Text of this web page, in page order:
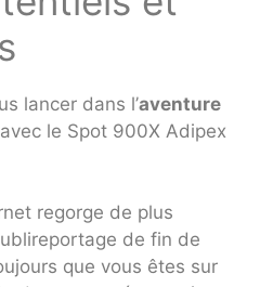
lancer dans l’aventure
avec le Spot 900X Adipex
regorge de plus
de fin de
que vous êtes sur